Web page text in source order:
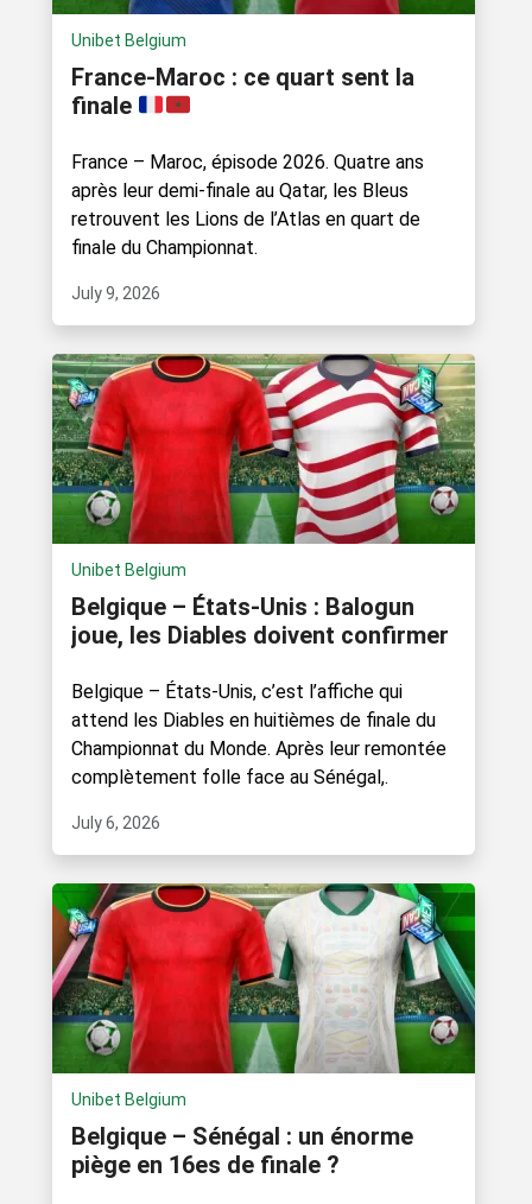
Unibet Belgium
France-Maroc : ce quart sent la
finale
France – Maroc, épisode 2026. Quatre ans
après leur demi-finale au Qatar, les Bleus
retrouvent les Lions de l’Atlas en quart de
finale du Championnat.
July 9, 2026
Unibet Belgium
Belgique – États-Unis : Balogun
joue, les Diables doivent confirmer
Belgique – États-Unis, c’est l’affiche qui
attend les Diables en huitièmes de finale du
Championnat du Monde. Après leur remontée
complètement folle face au Sénégal,.
July 6, 2026
Unibet Belgium
Belgique – Sénégal : un énorme
piège en 16es de finale ?